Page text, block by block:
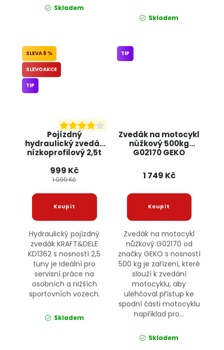
Skladem
Skladem
Pojízdný
hydraulický zvedák
nízkoprofilový 2,5t
9 %
SLEVOAKCE
TIP
999 Kč
1 099 Kč
Hydraulický pojízdný
zvedák KRAFT&DELE
KD1362 s nosností 2,5
tuny je ideální pro
servisní práce na
osobních a nižších
sportovních vozech.
Skladem
Zvedák na motocykl
nůžkový 500kg
G02170 GEKO
TIP
1 749 Kč
Zvedák na motocykl
nůžkový G02170 od
značky GEKO s nosností
500 kg je zařízení, které
slouží k zvedání
motocyklu, aby
ulehčoval přístup ke
spodní části motocyklu
například pro...
Skladem